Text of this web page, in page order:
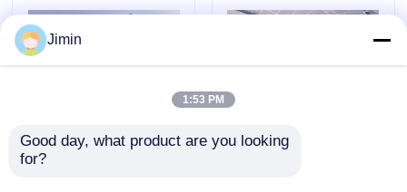
Neuigkeiten
Bitte um ein Angebot
SHACMAN X5000
Jimin
1:53 PM
Good day, what product are you looking
for?